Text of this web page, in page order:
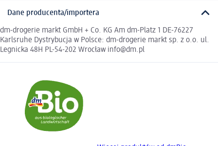
Dane producenta/importera
dm-drogerie markt GmbH + Co. KG Am dm-Platz 1 DE-76227
Karlsruhe Dystrybucja w Polsce: dm-drogerie markt sp. z o.o. ul.
Legnicka 48H PL-54-202 Wrocław info@dm.pl